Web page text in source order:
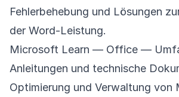
Fehlerbehebung und Lösungen
der Word-Leistung.
Microsoft Learn — Office —
Anleitungen und technische
Optimierung und Verwaltung von